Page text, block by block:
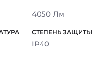
4050 Лм
IP40